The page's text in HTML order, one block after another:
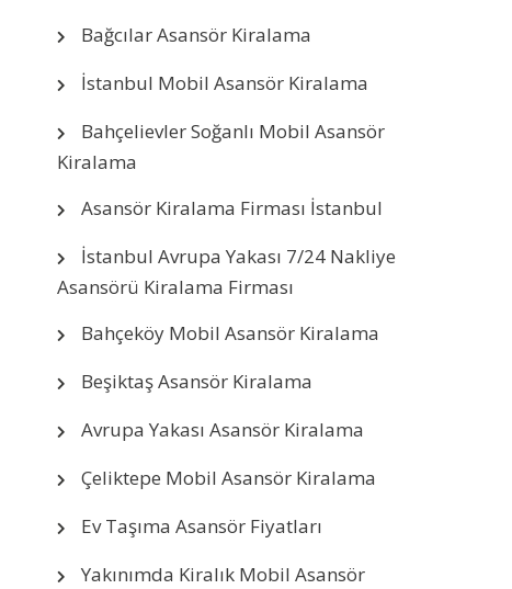
Bağcılar Asansör Kiralama
İstanbul Mobil Asansör Kiralama
Bahçelievler Soğanlı Mobil Asansör
Kiralama
Asansör Kiralama Firması İstanbul
İstanbul Avrupa Yakası 7/24 Nakliye
Asansörü Kiralama Firması
Bahçeköy Mobil Asansör Kiralama
Beşiktaş Asansör Kiralama
Avrupa Yakası Asansör Kiralama
Çeliktepe Mobil Asansör Kiralama
Ev Taşıma Asansör Fiyatları
Yakınımda Kiralık Mobil Asansör